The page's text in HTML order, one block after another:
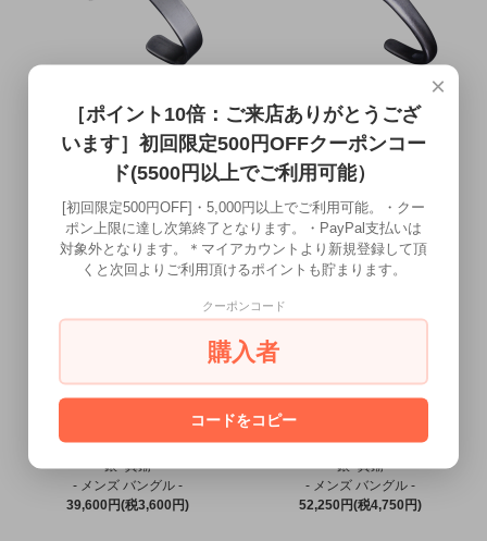
菊紋平打ちバングル
- メンズ バングル -
33,550円(税3,050円)
菊紋バングル
- メンズ バングル -
47,300円(税4,300円)
岩石菊平打ちバングル
銀×真鍮
- メンズ バングル -
39,600円(税3,600円)
岩石菊平打ちバングル
銀×真鍮
- メンズ バングル -
52,250円(税4,750円)
×
［ポイント10倍：ご来店ありがとうござ
います］初回限定500円OFFクーポンコー
ド(5500円以上でご利用可能）
[初回限定500円OFF]・5,000円以上でご利用可能。・クー
ポン上限に達し次第終了となります。・PayPal支払いは
対象外となります。＊マイアカウントより新規登録して頂
くと次回よりご利用頂けるポイントも貯まります。
クーポンコード
購入者
コードをコピー